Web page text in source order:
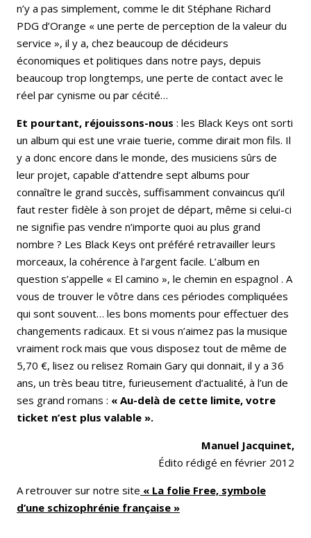
n’y a pas simplement, comme le dit Stéphane Richard
PDG d’Orange « une perte de perception de la valeur du
service », il y a, chez beaucoup de décideurs
économiques et politiques dans notre pays, depuis
beaucoup trop longtemps, une perte de contact avec le
réel par cynisme ou par cécité…
Et pourtant, réjouissons-nous : les Black Keys ont sorti
un album qui est une vraie tuerie, comme dirait mon fils. Il
y a donc encore dans le monde, des musiciens sûrs de
leur projet, capable d’attendre sept albums pour
connaître le grand succès, suffisamment convaincus qu’il
faut rester fidèle à son projet de départ, même si celui-ci
ne signifie pas vendre n’importe quoi au plus grand
nombre ? Les Black Keys ont préféré retravailler leurs
morceaux, la cohérence à l’argent facile. L’album en
question s’appelle « El camino », le chemin en espagnol . A
vous de trouver le vôtre dans ces périodes compliquées
qui sont souvent… les bons moments pour effectuer des
changements radicaux. Et si vous n’aimez pas la musique
vraiment rock mais que vous disposez tout de même de
5,70 €, lisez ou relisez Romain Gary qui donnait, il y a 36
ans, un très beau titre, furieusement d’actualité, à l’un de
ses grand romans : « Au-delà de cette limite, votre
ticket n’est plus valable ».
Manuel Jacquinet,
Édito rédigé en février 2012
A retrouver sur notre site « La folie Free, symbole
d’une schizophrénie française »